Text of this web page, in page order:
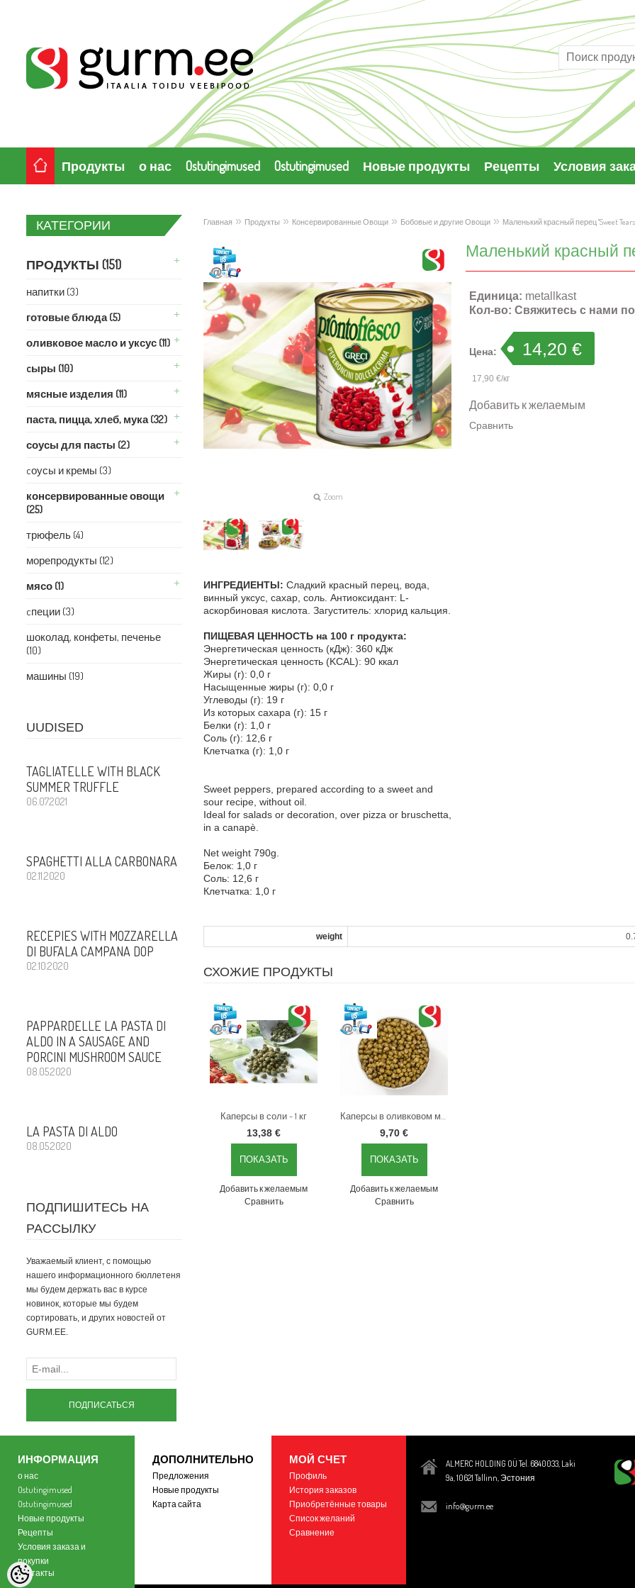
Продукты о нас Ostutingimused Ostutingimused Новые продукты Рецепты Условия
КАТЕГОРИИ
ПРОДУКТЫ (151)
напитки (3)
готовые блюда (5)
оливковое масло и уксус (11)
cыры (10)
мясные изделия (11)
паста, пицца, хлеб, мука (32)
соусы для пасты (2)
cоусы и кремы (3)
консервированные овощи
(25)
трюфель (4)
морепродукты (12)
мясо (1)
cпеции (3)
шоколад, конфеты, печенье
(10)
машины (19)
UUDISED
TAGLIATELLE WITH BLACK
SUMMER TRUFFLE
06.07.2021
SPAGHETTI ALLA CARBONARA
02.11.2020
RECEPIES WITH MOZZARELLA
DI BUFALA CAMPANA DOP
02.10.2020
PAPPARDELLE LA PASTA DI
ALDO IN A SAUSAGE AND
PORCINI MUSHROOM SAUCE
08.05.2020
LA PASTA DI ALDO
08.05.2020
ПОДПИШИТЕСЬ НА
РАССЫЛКУ
Уважаемый клиент, с помощью
нашего информационного бюллетеня
мы будем держать вас в курсе
новинок, которые мы будем
сортировать, и других новостей от
GURM.EE.
ПОДПИСАТЬСЯ
Главная » Продукты » Консервированные Овощи » Бобовые и другие Овощи » Маленький красный перец "Sweet
Zoom
Маленький красный
Единица: metallkast
Кол-во: Свяжитесь с нами по
Цена: 14,20 €
17,90 €/кг
Добавить к желаемым
Сравнить
ИНГРЕДИЕНТЫ: Сладкий красный перец, вода,
винный уксус, сахар, соль. Антиоксидант: L-
аскорбиновая кислота. Загуститель: хлорид кальция.
ПИЩЕВАЯ ЦЕННОСТЬ на 100 г продукта:
Энергетическая ценность (кДж): 360 кДж
Энергетическая ценность (KCAL): 90 ккал
Жиры (г): 0,0 г
Насыщенные жиры (г): 0,0 г
Углеводы (г): 19 г
Из которых сахара (г): 15 г
Белки (г): 1,0 г
Соль (г): 12,6 г
Клетчатка (г): 1,0 г
Sweet peppers, prepared according to a sweet and
sour recipe, without oil.
Ideal for salads or decoration, over pizza or bruschetta,
in a canapè.
Net weight 790g.
Белок: 1,0 г
Соль: 12,6 г
Клетчатка: 1,0 г
weight
СХОЖИЕ ПРОДУКТЫ
Каперсы в соли - 1 кг
13,38 €
ПОКАЗАТЬ
Добавить к желаемым
Сравнить
9,70 €
ПОКАЗАТЬ
Добавить к желаемым
Сравнить
ИНФОРМАЦИЯ
о нас
Ostutingimused
Ostutingimused
Новые продукты
Рецепты
Условия заказа и
покупки
контакты
ДОПОЛНИТЕЛЬНО
Предложения
Новые продукты
Карта сайта
МОЙ СЧЕТ
Профиль
История заказов
Приобретённые товары
Список желаний
Сравнение
ALMERC HOLDING OÜ Tel. 6840033, Laki
9a, 10621 Tallinn, Эстония
info@gurm.ee